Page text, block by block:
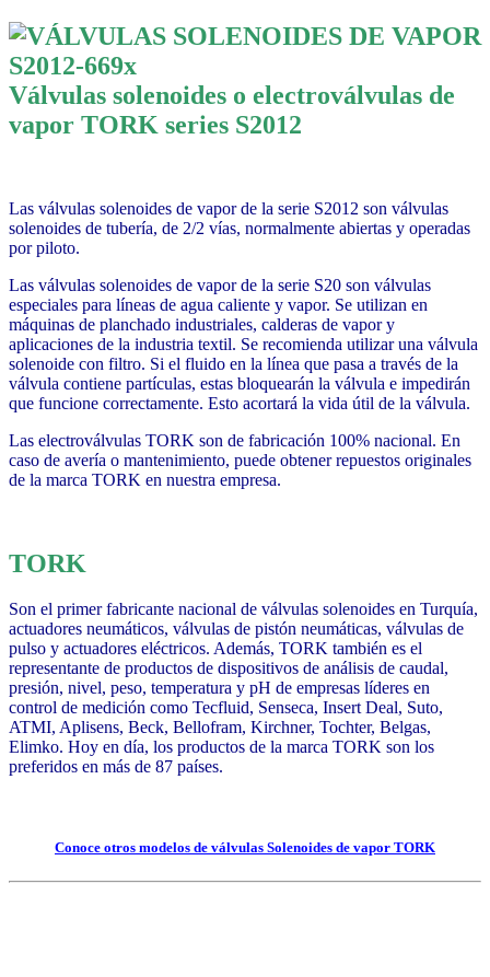
Válvulas solenoides o electroválvulas de
vapor TORK series S2012
Las válvulas solenoides de vapor de la serie S2012 son válvulas
solenoides de tubería, de 2/2 vías, normalmente abiertas y operadas
por piloto.
Las válvulas solenoides de vapor de la serie S20 son válvulas
especiales para líneas de agua caliente y vapor. Se utilizan en
máquinas de planchado industriales, calderas de vapor y
aplicaciones de la industria textil. Se recomienda utilizar una válvula
solenoide con filtro. Si el fluido en la línea que pasa a través de la
válvula contiene partículas, estas bloquearán la válvula e impedirán
que funcione correctamente. Esto acortará la vida útil de la válvula.
Las electroválvulas TORK son de fabricación 100% nacional. En
caso de avería o mantenimiento, puede obtener repuestos originales
de la marca TORK en nuestra empresa.
TORK
Son el primer fabricante nacional de válvulas solenoides en Turquía,
actuadores neumáticos, válvulas de pistón neumáticas, válvulas de
pulso y actuadores eléctricos. Además, TORK también es el
representante de productos de dispositivos de análisis de caudal,
presión, nivel, peso, temperatura y pH de empresas líderes en
control de medición como Tecfluid, Senseca, Insert Deal, Suto,
ATMI, Aplisens, Beck, Bellofram, Kirchner, Tochter, Belgas,
Elimko. Hoy en día, los productos de la marca TORK son los
preferidos en más de 87 países.
Conoce otros modelos de válvulas Solenoides de vapor TORK